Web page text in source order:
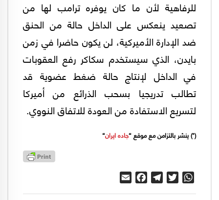
للرفاهية لأن ما كان يوفره ترامب لها من
تصعيد ينعكس على الداخل حالة من الحنق
ضد الإدارة الأميركية، لن يكون حاضرا في زمن
بايدن، الذي سيستخدم سكاكر رفع العقوبات
في الداخل لإنتاج حالة ضغط عضوية قد
تطالب تدريجيا بسحب الذرائع من أميركا
لتسريع الاستفادة من العودة للاتفاق النووي.
(*) ينشر بالتزامن مع موقع “جاده ايران“
WhatsApp
Twitter
Telegram
Facebook